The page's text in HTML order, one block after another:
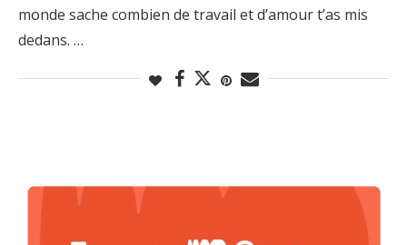
monde sache combien de travail et d’amour t’as mis
dedans. …